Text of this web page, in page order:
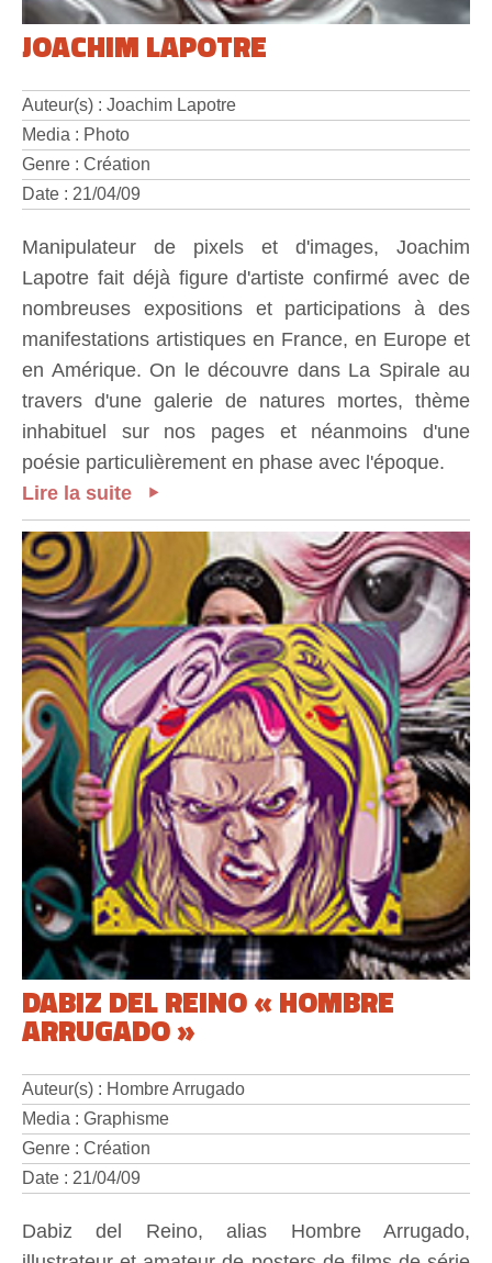
JOACHIM LAPOTRE
Auteur(s) : Joachim Lapotre
Media : Photo
Genre : Création
Date : 21/04/09
Manipulateur de pixels et d'images, Joachim
Lapotre fait déjà figure d'artiste confirmé avec de
nombreuses expositions et participations à des
manifestations artistiques en France, en Europe et
en Amérique. On le découvre dans La Spirale au
travers d'une galerie de natures mortes, thème
inhabituel sur nos pages et néanmoins d'une
poésie particulièrement en phase avec l'époque.
Lire la suite
DABIZ DEL REINO « HOMBRE
ARRUGADO »
Auteur(s) : Hombre Arrugado
Media : Graphisme
Genre : Création
Date : 21/04/09
Dabiz del Reino, alias Hombre Arrugado,